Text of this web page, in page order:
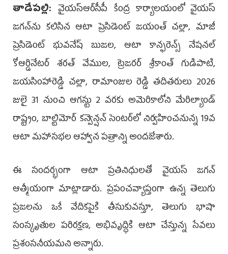
తాడేపల్లి:వైయ‌స్ఆర్‌సీపీ కేంద్ర కార్యాలయంలో వైయస్
జగన్‌ను కలిసిన ఆటా ప్రెసిడెంట్ జయంత్ చల్లా, మాజీ
ప్రెసిడెంట్ భువనేష్ బుజల, ఆటా కాన్ఫరెన్స్ నేషనల్
కోఆర్డినేటర్ శరత్ వేముల, ట్రెజరర్ శ్రీకాంత్ గుడిపాటి,
జయసింహారెడ్డి చల్లా, రామాంజుల రెడ్డి తదితరులు 2026
జులై 31 నుంచి ఆగస్టు 2 వరకు అమెరికాలోని మేరిల్యాండ్
రాష్ట్రం, బాల్టిమోర్ కన్వెన్షన్ సెంటర్‌లో నిర్వహించనున్న 19వ
ఆటా మహాసభల ఆహ్వాన పత్రాన్ని అందజేశారు.
ఈ సందర్భంగా ఆటా ప్రతినిధులతో వైయస్ జగన్
ఆత్మీయంగా మాట్లాడారు. ప్రపంచవ్యాప్తంగా ఉన్న తెలుగు
ప్రజలను ఒకే వేదికపైకి తీసుకువస్తూ, తెలుగు భాషా
సంస్కృతుల పరిరక్షణ, అభివృద్ధికి ఆటా చేస్తున్న సేవలు
ప్రశంసనీయమని అన్నారు.